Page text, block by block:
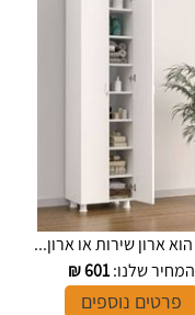
המחיר שלנו:601
₪
פרטים נוספים